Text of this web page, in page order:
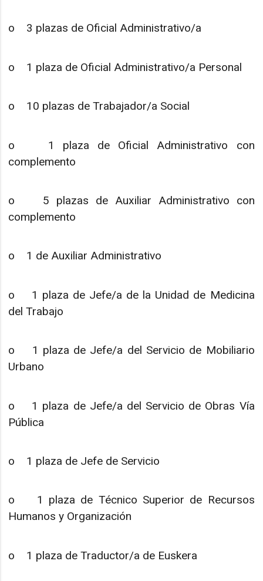
o 3 plazas de Oficial Administrativo/a
o 1 plaza de Oficial Administrativo/a Personal
o 10 plazas de Trabajador/a Social
o 1 plaza de Oficial Administrativo con
complemento
o 5 plazas de Auxiliar Administrativo con
complemento
o 1 de Auxiliar Administrativo
o 1 plaza de Jefe/a de la Unidad de Medicina
del Trabajo
o 1 plaza de Jefe/a del Servicio de Mobiliario
Urbano
o 1 plaza de Jefe/a del Servicio de Obras Vía
Pública
o 1 plaza de Jefe de Servicio
o 1 plaza de Técnico Superior de Recursos
Humanos y Organización
o 1 plaza de Traductor/a de Euskera